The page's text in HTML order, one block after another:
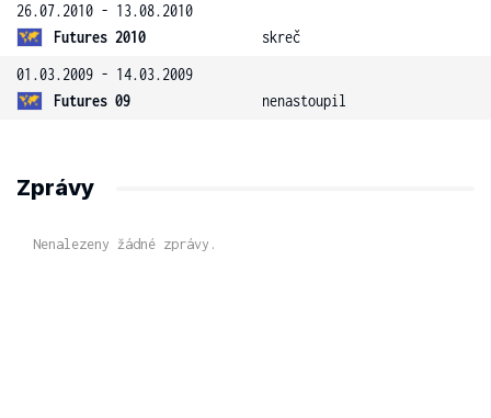
26.07.2010 - 13.08.2010
Futures 2010
skreč
01.03.2009 - 14.03.2009
Futures 09
nenastoupil
Zprávy
Nenalezeny žádné zprávy.